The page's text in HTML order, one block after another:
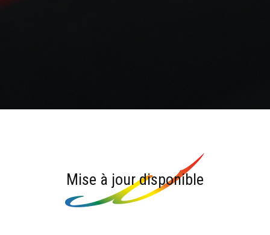
Mise à jour disponible